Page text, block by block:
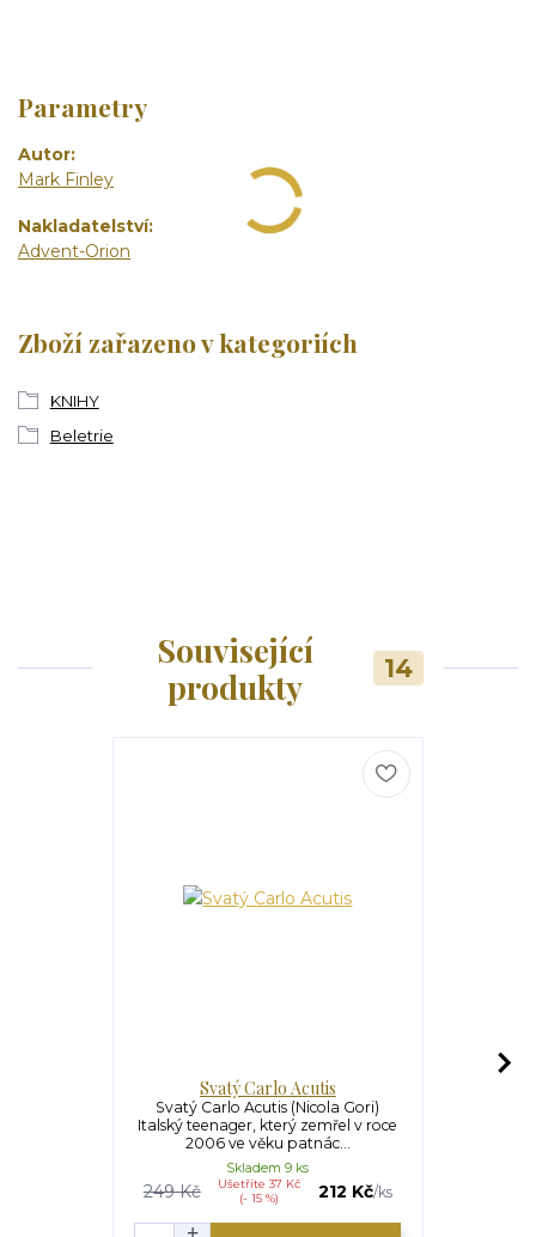
Parametry
Autor
Mark Finley
Nakladatelství
Advent-Orion
Zboží zařazeno v kategoriích
KNIHY
Beletrie
Související
produkty
14
Svatý Carlo Acutis
Svatý Carlo Acutis (Nicola Gori)
Italský teenager, který zemřel v roce
2006 ve věku patnác...
249 Kč
Ušetříte 37 Kč
(- 15 %)
212 Kč/ks
Skladem 9 ks